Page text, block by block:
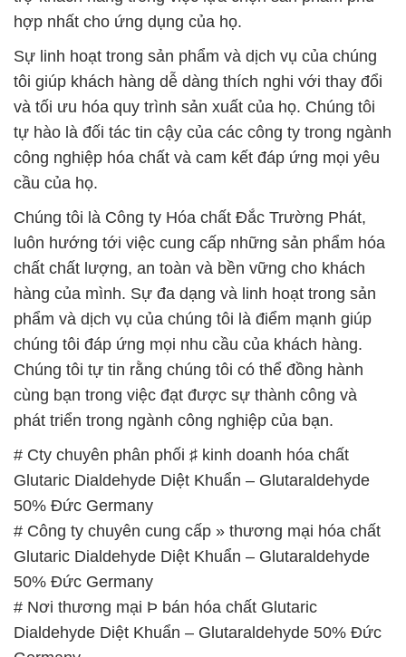
# Cty chuyên phân phối ♯ kinh doanh hóa chất
Glutaric Dialdehyde Diệt Khuẩn – Glutaraldehyde
50% Đức Germany
# Công ty chuyên cung cấp » thương mại hóa chất
Glutaric Dialdehyde Diệt Khuẩn – Glutaraldehyde
50% Đức Germany
# Nơi thương mại Þ bán hóa chất Glutaric
Dialdehyde Diệt Khuẩn – Glutaraldehyde 50% Đức
Germany
# Đơn vị chuyên bán ÷ thương mại hóa chất
Glutaric Dialdehyde Diệt Khuẩn – Glutaraldehyde
50% Đức Germany
# Cty kinh doanh │ phân phối hóa chất Glutaric
Dialdehyde Diệt Khuẩn – Glutaraldehyde 50% Đức
Germany
# Địa chỉ chuyên kinh doanh ♦ cung cấp hóa chất
Glutaric Dialdehyde Diệt Khuẩn – Glutaraldehyde
# Nhà bán hàng π thương mại hóa chất Glutaric
Dialdehyde Diệt Khuẩn – Glutaraldehyde 50% Đức
# Đơn vị cung cấp — kinh doanh hóa chất Glutaric
Dialdehyde Diệt Khuẩn – Glutaraldehyde 50% Đức
# Đơn vị bán ▲ kinh doanh hóa chất Glutaric
Dialdehyde Diệt Khuẩn – Glutaraldehyde 50% Đức